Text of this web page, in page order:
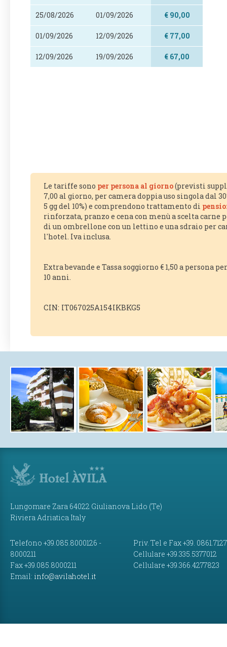
25/08/2026 01/09/2026 € 90,00
01/09/2026 12/09/2026 € 77,00
12/09/2026 19/09/2026 € 67,00
Le tariffe sono per persona al giorno(previsti
7,00 al giorno, per camera doppia uso singola dal
5 gg del 10%) e comprendono trattamento di
rinforzata, pranzo e cena con menù a scelta carne
di un ombrellone con un lettino e una sdraio per
l'hotel. Iva inclusa.
Extra bevande e Tassa soggiorno € 1,50 a persona
10 anni.
CIN: IT067025A154IKBKG5
Lungomare Zara 64022 Giulianova Lido (Te)
Riviera Adriatica Italy
Telefono +39.085.8000126 -
8000211
Fax +39.085.8000211
Email: info@avilahotel.it
Priv. Tel e Fax +39.
Cellulare +39.335.5377012
Cellulare +39.366.4277823